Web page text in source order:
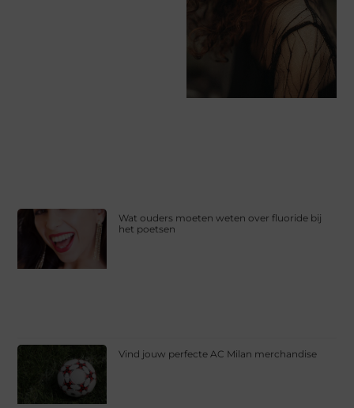
Wat ouders moeten weten over fluoride bij
het poetsen
Vind jouw perfecte AC Milan merchandise